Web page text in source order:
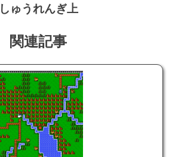
しゅうれんぎ上
関連記事